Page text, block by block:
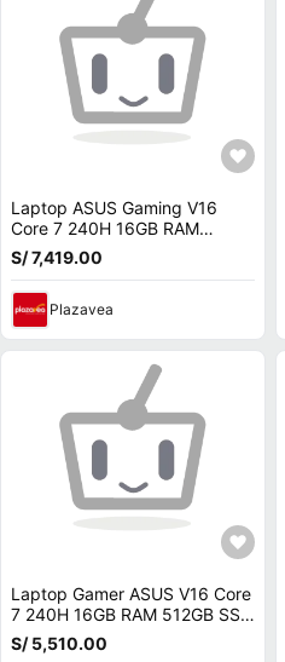
Laptop ASUS Gaming V16
Core 7 240H 16GB RAM
512GB SSD RTX 5060 W11
V3607VM-ES74
S/ 7,419.00
Plazavea
Laptop Gamer ASUS V16 Core
7 240H 16GB RAM 512GB SSD
RTX5050 8GB Win11 Black
V3607VH-TK132W
S/ 5,510.00